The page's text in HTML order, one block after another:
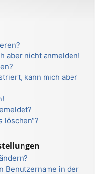
aber nicht anmelden!
kann mich aber
löschen“?
Benutzername in der